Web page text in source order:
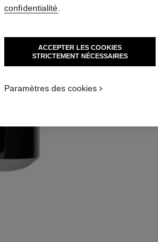
confidentialité
ACCEPTER LES COOKIES
STRICTEMENT NÉCESSAIRES
Paramètres des cookies